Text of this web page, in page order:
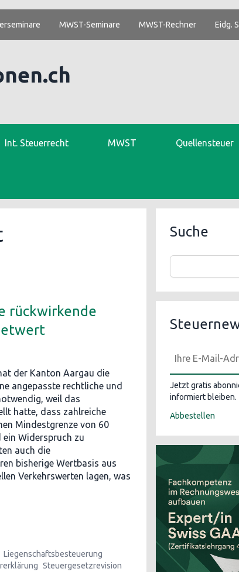
MWST-Seminare MWST-Rechner Eidg.
Int. Steuerrecht MWST Quellensteuer
rückwirkende
der Kanton Aargau die
angepasste rechtliche und
weil das
hatte, dass zahlreiche
Mindestgrenze von 60
Widerspruch zu
auch die
bisherige Wertbasis aus
Verkehrswerten lagen, was
Liegenschaftsbesteuerung
Steuergesetzrevision
Suche
Jetzt gratis
informiert bleiben.
Abbestellen